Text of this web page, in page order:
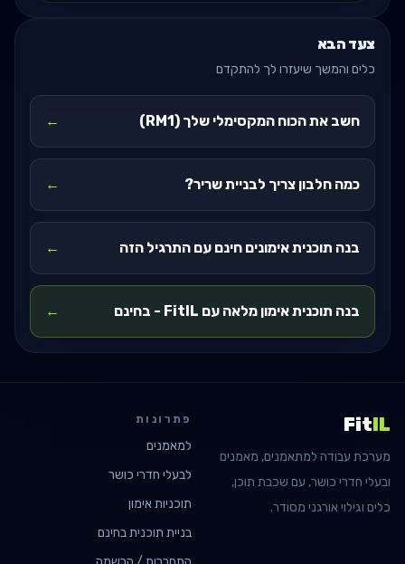
צעד הבא
כלים והמשך שיעזרו לך להתקדם
חשב את הכוח המקסימלי שלך (RM1) ←
כמה חלבון צריך לבניית שריר? ←
בנה תוכנית אימונים חינם עם התרגיל הזה ←
בנה תוכנית אימון מלאה עם FitIL - בחינם ←
FitIL
מערכת עבודה למתאמנים, מאמנים
ובעלי חדרי כושר, עם שכבת תוכן,
כלים וגילוי אורגני מסודר.
פתרונות
למאמנים
לבעלי חדרי כושר
תוכניות אימון
בניית תוכנית בחינם